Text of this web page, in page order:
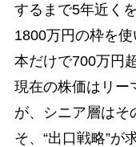
するまで5年近く
1800万円の枠を
本だけで700万円
現在の株価はリー
が、シニア層はそ
そ、“出口戦略”が